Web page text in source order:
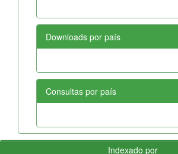
Downloads por país
Consultas por país
Indexado por